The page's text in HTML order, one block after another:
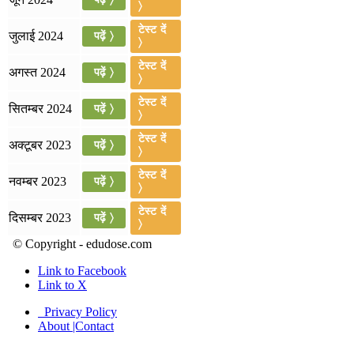
July 19, 2026
📝 डेली करेंट अफेयर्स: 16-18 जुलाई 2026
〉
जुलाई 2024 पढ़ें 〉
टेस्ट दें
〉
अगस्त 2024 पढ़ें 〉
टेस्ट दें
〉
सितम्बर 2024 पढ़ें 〉
टेस्ट दें
〉
अक्टूबर 2023 पढ़ें 〉
टेस्ट दें
〉
नवम्बर 2023 पढ़ें 〉
टेस्ट दें
〉
दिसम्बर 2023 पढ़ें 〉
टेस्ट दें
〉
© Copyright - edudose.com
Link to Facebook
Link to X
Privacy Policy
About |Contact